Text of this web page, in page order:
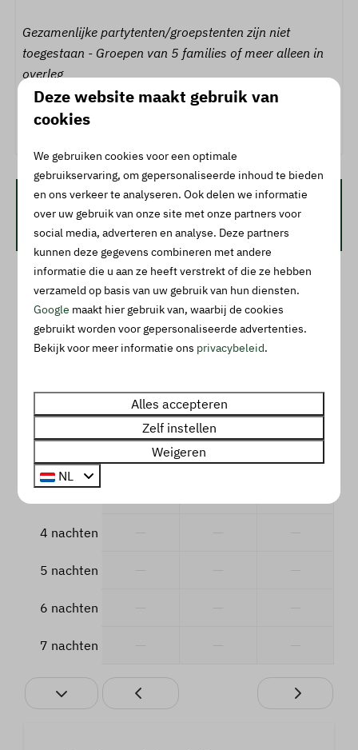
Gezamenlijke partytenten/groepstenten zijn niet
toegestaan - Groepen van 5 families of meer alleen in
overleg
Energielabel:
Beschikbaarheid en prijs
2 gasten
ma 10-08-2026 di 11-08-2026
1 nacht € 98 — —
4 nachten
5 nachten
6 nachten
7 nachten
Deze website maakt gebruik van
cookies
We gebruiken cookies voor een optimale
gebruikservaring, om gepersonaliseerde inhoud te bieden
en ons verkeer te analyseren. Ook delen we informatie
over uw gebruik van onze site met onze partners voor
social media, adverteren en analyse. Deze partners
kunnen deze gegevens combineren met andere
informatie die u aan ze heeft verstrekt of die ze hebben
verzameld op basis van uw gebruik van hun diensten.
Google maakt hier gebruik van, waarbij de cookies
gebruikt worden voor gepersonaliseerde advertenties.
Bekijk voor meer informatie ons privacybeleid.
Alles accepteren
Zelf instellen
Weigeren
NL